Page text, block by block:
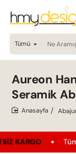
Tümü
Ne
Aramıştınız..
Aureon
Seramik
Tüm